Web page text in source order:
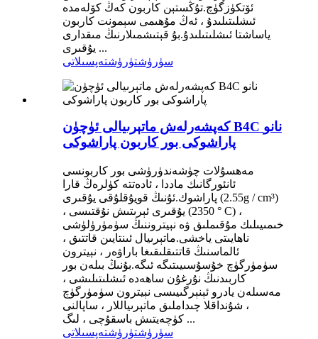
ئۆتكۈزگۈچ.تۇڭستېن كاربون كەڭ كۆلەمدە
ئىشلىتىلىدۇ ، ئەڭ مۇھىمى سېمونت كاربون
ياساشتا ئىشلىتىلىدۇ.بۇ قېتىشمىلارنىڭ مىقدارى
يۇقىرى ...
سۈرۈشتۈرۈشتەپسىلاتى
كەپشەرلەش ماتېرىيالى ئۈچۈن B4C نانو
پاراشوكى بور كاربون پاراشوكى
مەھسۇلات چۈشەندۈرۈشى بور كاربونسى
ئانئورگانىك ماددا ، ئادەتتە كۈلرەڭ قارا
پاراشوك.ئۇنىڭ قويۇقلۇقى يۇقىرى (2.55g / cm³)
، يۇقىرى ئېرىتىش نۇقتىسى (2350 ° C) ،
خىمىيىلىك مۇقىملىق ۋە نېيتروننىڭ سۈمۈرۈلۈشى
ناھايىتى ياخشى.ماتېرىيال ئىنتايىن قاتتىق ،
ئالماسنىڭ قاتتىقلىقىغا باراۋەر ، نېيترون
سۈمۈرگۈچ خۇسۇسىيىتىگە ئىگە.بۇنىڭ بىلەن بور
كاربىدنىڭ نۇرغۇن ساھەدە ئىشلىتىلىشى ،
مەسىلەن يادرو ئېنېرگىيىسى نېيترون سۈمۈرگۈچ
، شۇنداقلا چىداملىق ماتېرىياللار ، ساپالنى
كۈچەيتىش باسقۇچى ، لىگ ...
سۈرۈشتۈرۈشتەپسىلاتى